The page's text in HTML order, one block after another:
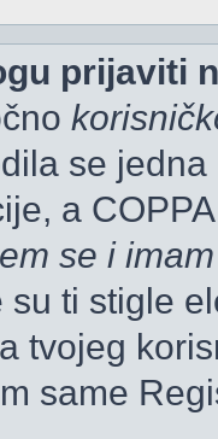
prijaviti
se
a
se i
ti stigle
tvojeg
same